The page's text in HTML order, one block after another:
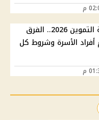
إضافة المواليد لبطاقة التموين 2026.. الفرق
أفراد الأسرة وشروط كل